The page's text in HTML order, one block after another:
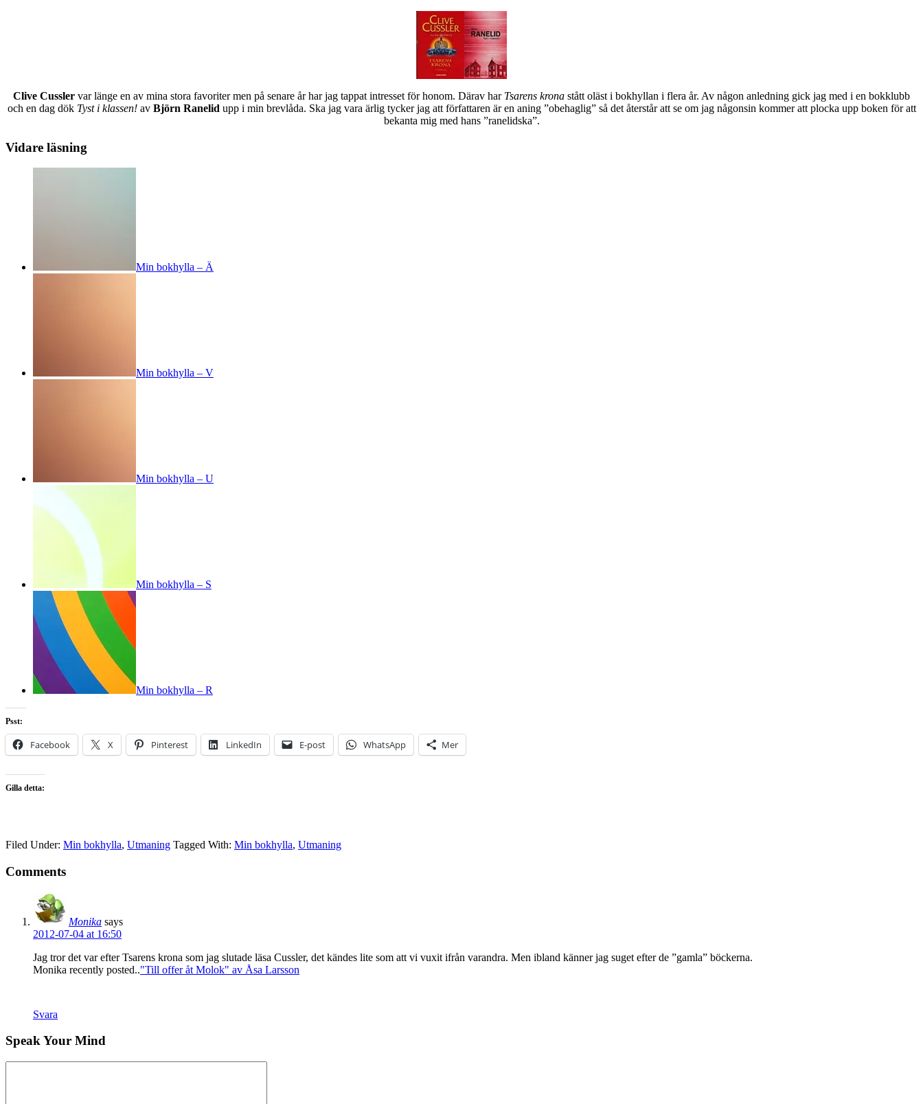
Clive Cussler var länge en av mina stora favoriter men på senare år har jag tappat intresset för honom. Därav har Tsarens krona stått oläst i bokhyllan i flera år. Av någon anledning gick jag med i en bokklubb
och en dag dök Tyst i klassen! av Björn Ranelid upp i min brevlåda. Ska jag vara ärlig tycker jag att författaren är en aning ”obehaglig” så det återstår att se om jag någonsin kommer att plocka upp boken för att
bekanta mig med hans ”ranelidska”.
Vidare läsning
Min bokhylla – Ä
Min bokhylla – V
Min bokhylla – U
Min bokhylla – S
Min bokhylla – R
Psst:
Facebook X Pinterest LinkedIn E-post WhatsApp Mer
Gilla detta:
Filed Under: Min bokhylla, Utmaning Tagged With: Min bokhylla, Utmaning
Comments
Monika says
2012-07-04 at 16:50
Jag tror det var efter Tsarens krona som jag slutade läsa Cussler, det kändes lite som att vi vuxit ifrån varandra. Men ibland känner jag suget efter de ”gamla” böckerna.
Monika recently posted.."Till offer åt Molok" av Åsa Larsson
Svara
Speak Your Mind